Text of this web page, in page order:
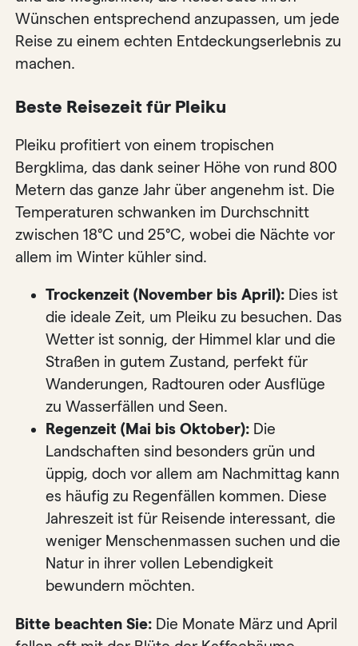
Wünschen entsprechend anzupassen, um jede
Reise zu einem echten Entdeckungserlebnis zu
machen.
Beste Reisezeit für Pleiku
Pleiku profitiert von einem tropischen
Bergklima, das dank seiner Höhe von rund 800
Metern das ganze Jahr über angenehm ist. Die
Temperaturen schwanken im Durchschnitt
zwischen 18°C ​​und 25°C, wobei die Nächte vor
allem im Winter kühler sind.
Trockenzeit (November bis April): Dies ist
die ideale Zeit, um Pleiku zu besuchen. Das
Wetter ist sonnig, der Himmel klar und die
Straßen in gutem Zustand, perfekt für
Wanderungen, Radtouren oder Ausflüge
zu Wasserfällen und Seen.
Regenzeit (Mai bis Oktober): Die
Landschaften sind besonders grün und
üppig, doch vor allem am Nachmittag kann
es häufig zu Regenfällen kommen. Diese
Jahreszeit ist für Reisende interessant, die
weniger Menschenmassen suchen und die
Natur in ihrer vollen Lebendigkeit
bewundern möchten.
Bitte beachten Sie: Die Monate März und April